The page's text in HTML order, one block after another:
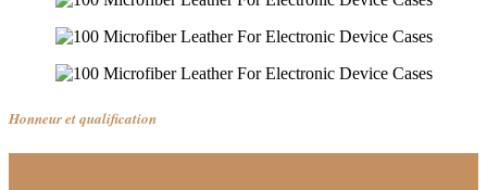
Honneur et qualification